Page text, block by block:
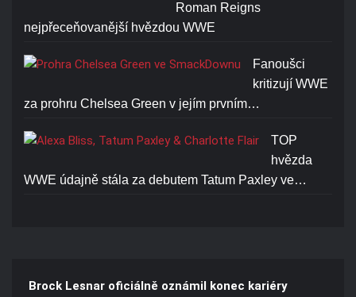
Roman Reigns
nejpřeceňovanější hvězdou WWE
Fanoušci
kritizují WWE
za prohru Chelsea Green v jejím prvním…
TOP
hvězda
WWE údajně stála za debutem Tatum Paxley ve…
Brock Lesnar oficiálně oznámil konec kariéry